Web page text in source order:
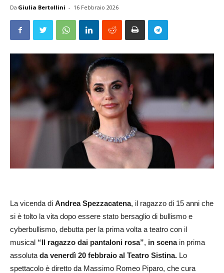
Da Giulia Bertollini - 16 Febbraio 2026
La vicenda di Andrea Spezzacatena, il ragazzo di 15 anni che
si è tolto la vita dopo essere stato bersaglio di bullismo e
cyberbullismo, debutta per la prima volta a teatro con il
musical “Il ragazzo dai pantaloni rosa”, in scenain prima
assoluta da venerdì 20 febbraio al Teatro Sistina. Lo
spettacolo è diretto da Massimo Romeo Piparo, che cura